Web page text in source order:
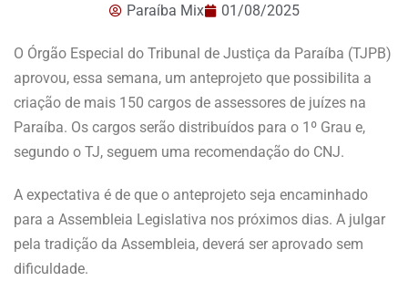
Paraíba Mix 01/08/2025
O Órgão Especial do Tribunal de Justiça da Paraíba (TJPB)
aprovou, essa semana, um anteprojeto que possibilita a
criação de mais 150 cargos de assessores de juízes na
Paraíba. Os cargos serão distribuídos para o 1º Grau e,
segundo o TJ, seguem uma recomendação do CNJ.
A expectativa é de que o anteprojeto seja encaminhado
para a Assembleia Legislativa nos próximos dias. A julgar
pela tradição da Assembleia, deverá ser aprovado sem
dificuldade.